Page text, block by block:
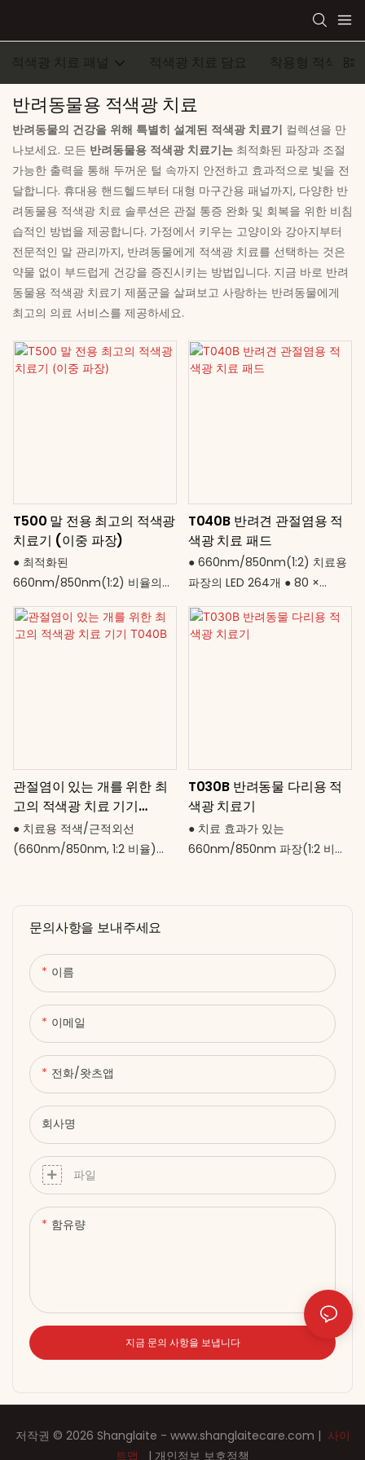
적색광 치료 패널 적색광 치료 담요 착용형 적색광
반려동물용 적색광 치료
반려동물의 건강을 위해 특별히 설계된 적색광 치료기 컬렉션을 만
나보세요. 모든 반려동물용 적색광 치료기는 최적화된 파장과 조절
가능한 출력을 통해 두꺼운 털 속까지 안전하고 효과적으로 빛을 전
달합니다. 휴대용 핸드헬드부터 대형 마구간용 패널까지, 다양한 반
려동물용 적색광 치료 솔루션은 관절 통증 완화 및 회복을 위한 비침
습적인 방법을 제공합니다. 가정에서 키우는 고양이와 강아지부터
전문적인 말 관리까지, 반려동물에게 적색광 치료를 선택하는 것은
약물 없이 부드럽게 건강을 증진시키는 방법입니다. 지금 바로 반려
동물용 적색광 치료기 제품군을 살펴보고 사랑하는 반려동물에게
최고의 의료 서비스를 제공하세요.
문의사항을 보내주세요
이름
이메일
전화/왓츠앱
회사명
파일
함유량
지금 문의 사항을 보냅니다
T500 말 전용 최고의 적색광
치료기 (이중 파장)
● 최적화된
660nm/850nm(1:2) 비율의
1,304개 LED ● 말 등 전체를 커버
하는 초대형 115 × 90cm 면적 ●
120W 고출력 – 털과 근육에 효
말에게 안전하게 사용 가능. 빠른
회복. 최고의 컨디션. 자연스럽
게.
T040B 반려견 관절염용 적
색광 치료 패드
● 660nm/850nm(1:2) 치료용
파장의 LED 264개 ● 80 ×
40cm의 대형 패드로 중형견부
터 대형견까지 사용 가능 ● 15W
의 저전력으로 반려동물의 일상
활동성, 회복 및 노령견 건강 증
진 지원 ● 반려견이 자연스럽게
다시 자유롭게 움직일 수 있도록
도와주세요.
관절염이 있는 개를 위한 최
고의 적색광 치료 기기
T040B
● 치료용 적색/근적외선
(660nm/850nm, 1:2 비율)
용 가능 ● 52 × 30cm의 넓은 패
드 – 중대형 반려동물의 등 전체
를 커버 ● 15분 자동 꺼짐 기능 –
보호자 없이도 안전하게 사용 가
능 ● USB-C 충전(DC 5V) – 보
조 배터리 및 어댑터와 호환 ● 부
드럽고 조용하며 자극이 적어 예
민한 반려동물에게 적합 ● 척추
부터 꼬리까지 반려동물의 건강
을 지원하세요.
T030B 반려동물 다리용 적
색광 치료기
● 치료 효과가 있는
660nm/850nm 파장(1:2 비율)
동 꺼짐 기능 – 반려동물에게 안
5V) – 보조 배터리와 호환 ● 예
민한 동물에게도 조용하고 비침
습적이며 스트레스 없는 사용 ●
다리 회복, 관절염 완화 및 휴식
에 이상적 ● 반려동물도 자연스
럽게 최상의 컨디션을 유지할 자
저작권 © 2026 Shanglaite - www.shanglaitecare.com | 사이
트맵
| 개인정보 보호정책